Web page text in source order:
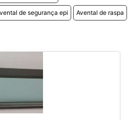
de segurança epi Avental de raspa